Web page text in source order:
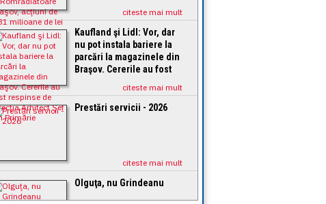
de lei
citeste mai mult
Kaufland şi Lidl: Vor, dar
nu pot instala bariere la
parcări la magazinele din
Braşov. Cererile au fost
Arhitect Şef din Primărie
citeste mai mult
Prestări servicii - 2026
citeste mai mult
Olguţa, nu Grindeanu